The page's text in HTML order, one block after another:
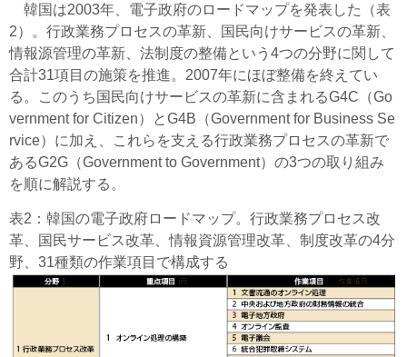
韓国は2003年、電子政府のロードマップを発表した（表
2）。行政業務プロセスの革新、国民向けサービスの革新、
情報源管理の革新、法制度の整備という4つの分野に関して
合計31項目の施策を推進。2007年にほぼ整備を終えてい
る。このうち国民向けサービスの革新に含まれるG4C（Go
vernment for Citizen）とG4B（Government for Business Se
rvice）に加え、これらを支える行政業務プロセスの革新で
あるG2G（Government to Government）の3つの取り組み
を順に解説する。
表2：韓国の電子政府ロードマップ。行政業務プロセス改
革、国民サービス改革、情報資源管理改革、制度改革の4分
野、31種類の作業項目で構成する